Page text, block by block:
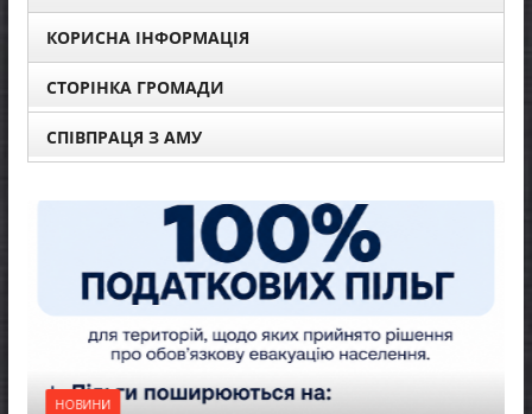
КОРИСНА ІНФОРМАЦІЯ
СТОРІНКА ГРОМАДИ
СПІВПРАЦЯ З АМУ
НОВИНИ